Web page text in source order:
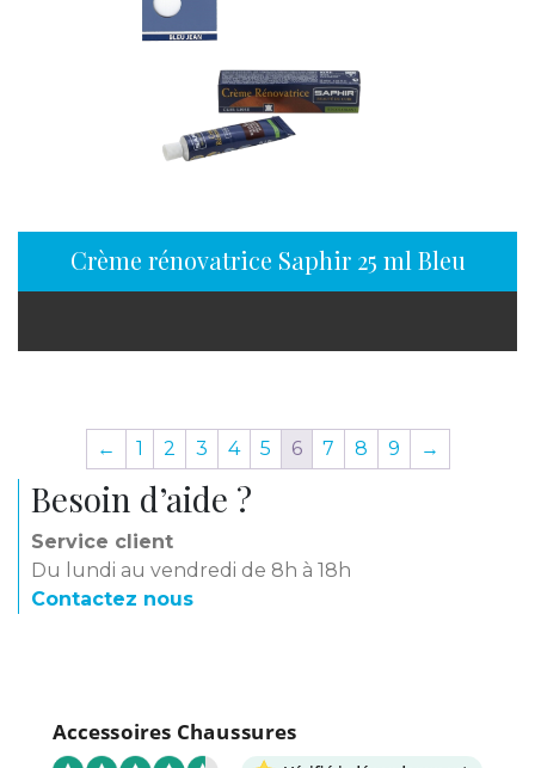
Besoin d’aide ?
Service client
Du lundi au vendredi de 8h à 18h
Contactez nous
Accessoires Chaussures
Crème rénovatrice Saphir 25 ml Bleu jean
← 1 2 3 4 5 6 7 8 9 →